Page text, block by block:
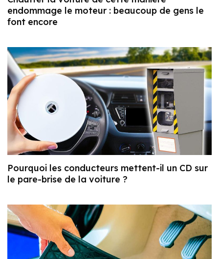
endommage le moteur : beaucoup de gens le
font encore
Pourquoi les conducteurs mettent-il un CD sur
le pare-brise de la voiture ?